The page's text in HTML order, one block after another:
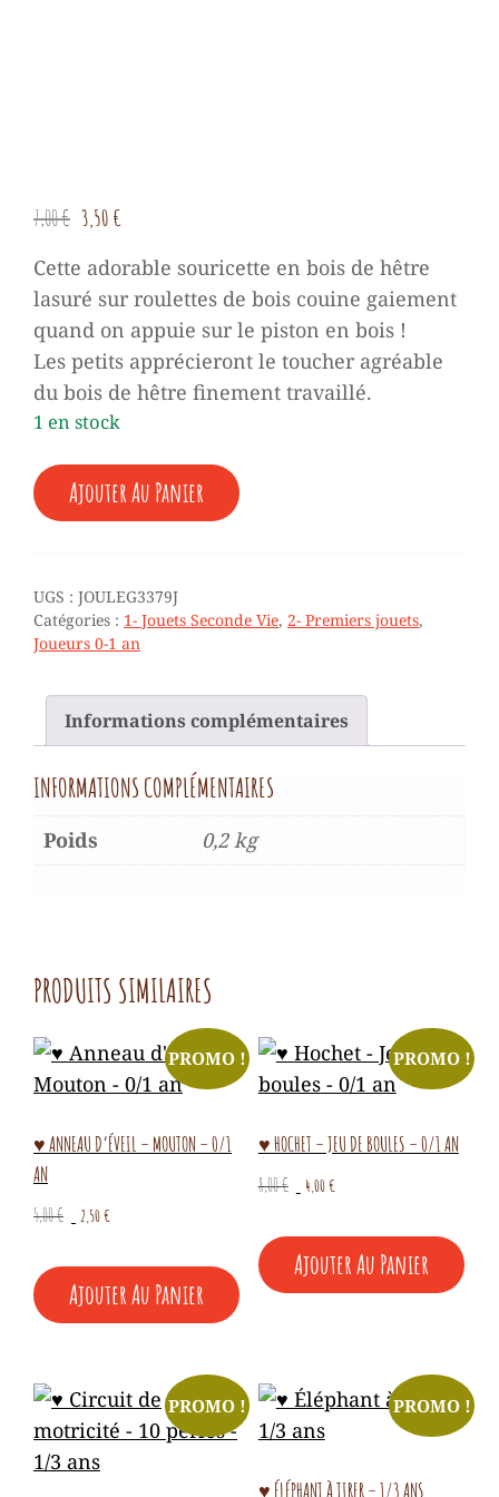
7,00€ Le
initial
était :
7,00 €.
3,50 €
actuel
est :
3,50 €.
Cette adorable souricette en bois de hêtre
lasuré sur roulettes de bois couine gaiement
quand on appuie sur le piston en bois !
Les petits apprécieront le toucher agréable
du bois de hêtre finement travaillé.
1 en stock
QUANTITÉ
DE
♥
JAUNE
-
0/1
Ajouter Au Panier
UGS : JOULEG3379J
Catégories : 1- Jouets Seconde Vie, 2- Premiers jouets,
Joueurs 0-1 an
Informations complémentaires
INFORMATIONS COMPLÉMENTAIRES
Poids 0,2 kg
PRODUITS SIMILAIRES
PROMO !
♥ ANNEAU D’ÉVEIL – MOUTON – 0/1
AN
5,00€
Le
initial
était :
5,00 €.
2,50€
actuel
est :
2,50 €.
Ajouter Au Panier
PROMO !
♥ HOCHET – JEU DE BOULES – 0/1 AN
8,00€
Le
initial
était :
8,00 €.
4,00€
actuel
est :
4,00 €.
Ajouter Au Panier
PROMO ! PROMO !
♥ ÉLÉPHANT À TIRER – 1/3 ANS